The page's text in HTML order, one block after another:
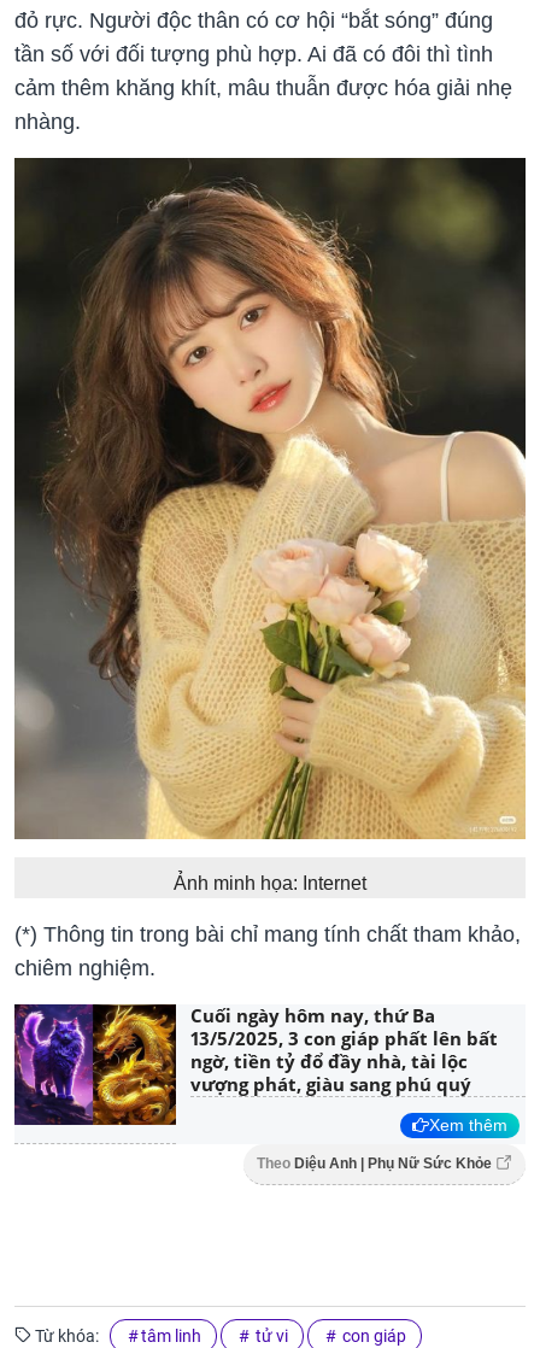
đỏ rực. Người độc thân có cơ hội “bắt sóng” đúng
tần số với đối tượng phù hợp. Ai đã có đôi thì tình
cảm thêm khăng khít, mâu thuẫn được hóa giải nhẹ
nhàng.
Ảnh minh họa: Internet
(*) Thông tin trong bài chỉ mang tính chất tham khảo,
chiêm nghiệm.
Cuối ngày hôm nay, thứ Ba
13/5/2025, 3 con giáp phất lên bất
ngờ, tiền tỷ đổ đầy nhà, tài lộc
vượng phát, giàu sang phú quý
Xem thêm
Theo Diệu Anh | Phụ Nữ Sức Khỏe
Từ khóa: tâm linh tử vi con giáp